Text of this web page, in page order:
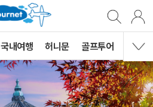
국내여행 허니문 골프투어 MVG